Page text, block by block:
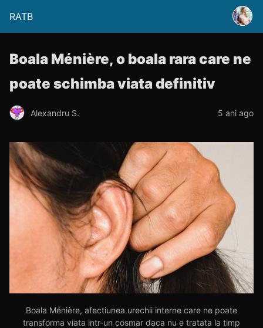
RATB
Boala Ménière, o boala rara care ne
poate schimba viata definitiv
Alexandru S. 5 ani ago
Boala Ménière, afectiunea urechii interne care ne poate
transforma viata intr-un cosmar daca nu e tratata la timp